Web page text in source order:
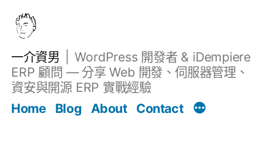
一介資男
WordPress 開發者 & iDempiere
ERP 顧問 — 分享 Web 開發、伺服器管理、
資安與開源 ERP 實戰經驗
Home
Blog About Contact
文章